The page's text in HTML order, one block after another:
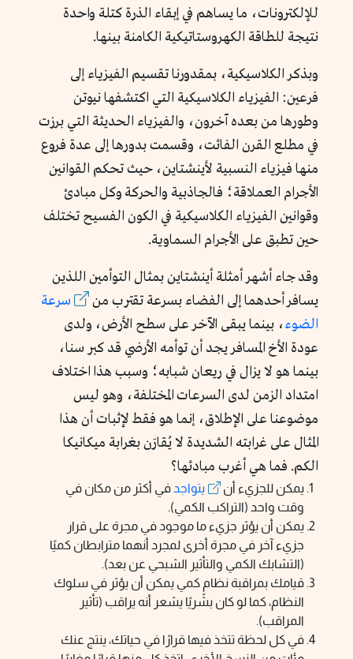
للإلكترونات، ما يساهم في إبقاء الذرة كتلة واحدة
نتيجة للطاقة الكهروستاتيكية الكامنة بينها.
وبذكر الكلاسيكية، بمقدورنا تقسيم الفيزياء إلى
فرعين: الفيزياء الكلاسيكية التي اكتشفها نيوتن
وطورها من بعده آخرون، والفيزياء الحديثة التي برزت
في مطلع القرن الفائت، وقسمت بدورها إلى عدة فروع
منها فيزياء النسبية لأينشتاين، حيث تحكم القوانين
الأجرام العملاقة؛ فالجاذبية والحركة وكل مبادئ
وقوانين الفيزياء الكلاسيكية في الكون الفسيح تختلف
حين تطبق على الأجرام السماوية.
وقد جاء أشهر أمثلة أينشتاين بمثال التوأمين اللذين
يسافر أحدهما إلى الفضاء بسرعة تقترب من
سرعة
الضوء، بينما يبقى الآخر على سطح الأرض، ولدى
عودة الأخ المسافر يجد أن توأمه الأرضي قد كبر سنا،
بينما هو لا يزال في ريعان شبابه؛ وسبب هذا اختلاف
امتداد الزمن لدى السرعات المختلفة، وهو ليس
موضوعنا على الإطلاق، إنما هو فقط لإثبات أن هذا
المثال على غرابته الشديدة لا يُقارَن بغرابة ميكانيكا
الكم. فما هي أغرب مبادئها؟
يمكن للجزيء أن يتواجد في أكثر من مكان في
وقت واحد (التراكب الكمي).
يمكن أن يؤثر جزيء ما موجود في مجرة على قرار
جزيء آخر في مجرة أخرى لمجرد أنهما مترابطان كميًا
(التشابك الكمي والتأثير الشبحي عن بعد).
قيامك بمراقبة نظامٍ كمي يمكن أن يؤثر في سلوك
النظام، كما لو كان بشريًا يشعر أنه يراقب (تأثير
المراقب).
في كل لحظة تتخذ فيها قرارًا في حياتك، ينتج عنك